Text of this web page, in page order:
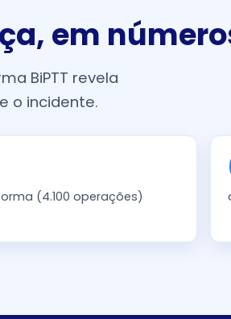
em
BiPTT revela
o incidente.
(4.100 operações)